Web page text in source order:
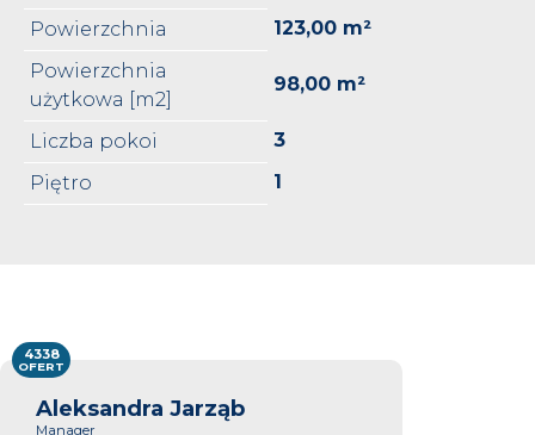
Powierzchnia
123,00 m²
Powierzchnia
użytkowa [m2]
98,00 m²
Liczba pokoi
3
Piętro
1
Aleksandra Jarząb
Manager
4338
OFERT